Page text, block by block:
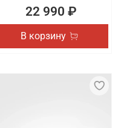
22 990 ₽
В корзину